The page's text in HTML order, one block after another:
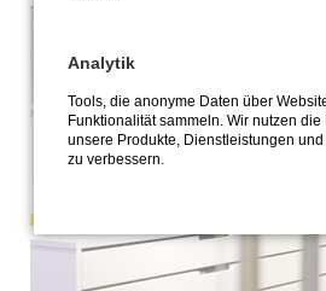
Analytik
Tools, die anonyme Daten über
Funktionalität sammeln. Wir nutzen
unsere Produkte, Dienstleistungen
zu verbessern.